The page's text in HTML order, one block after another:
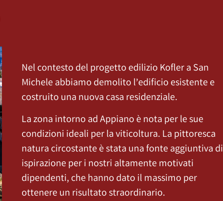
Nel contesto del progetto edilizio Kofler a San
Michele abbiamo demolito l’edificio esistente e
costruito una nuova casa residenziale.
La zona intorno ad Appiano è nota per le sue
condizioni ideali per la viticoltura. La pittoresca
natura circostante è stata una fonte aggiuntiva di
ispirazione per i nostri altamente motivati
dipendenti, che hanno dato il massimo per
ottenere un risultato straordinario.